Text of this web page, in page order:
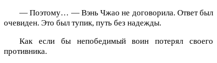
— Поэтому… — Вэнь Чжао не договорила. Ответ был
очевиден. Это был тупик, путь без надежды.
Как если бы непобедимый воин потерял своего
противника.